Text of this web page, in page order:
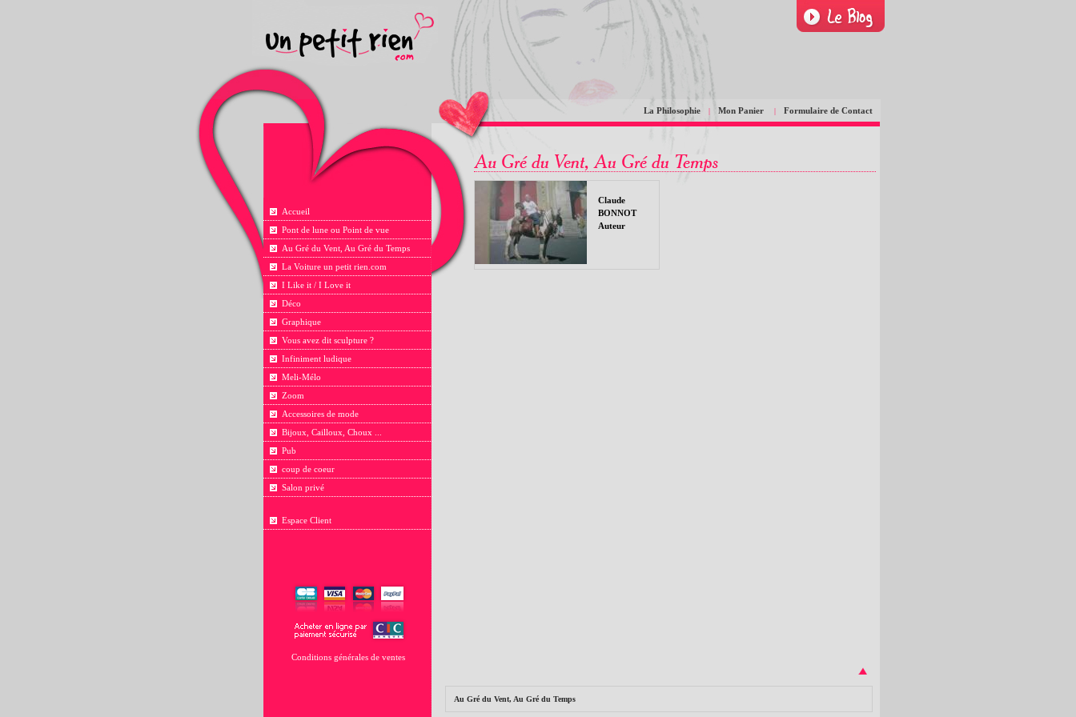
La Philosophie | Mon Panier | Formulaire de Contact
Accueil
Pont de lune ou Point de vue
Au Gré du Vent, Au Gré du Temps
La Voiture un petit rien.com
I Like it / I Love it
Déco
Graphique
Vous avez dit sculpture ?
Infiniment ludique
Meli-Mélo
Zoom
Accessoires de mode
Bijoux, Cailloux, Choux ...
Pub
coup de coeur
Salon privé
Espace Client
Conditions générales de ventes
Claude
BONNOT
Auteur
Au Gré du Vent, Au Gré du Temps